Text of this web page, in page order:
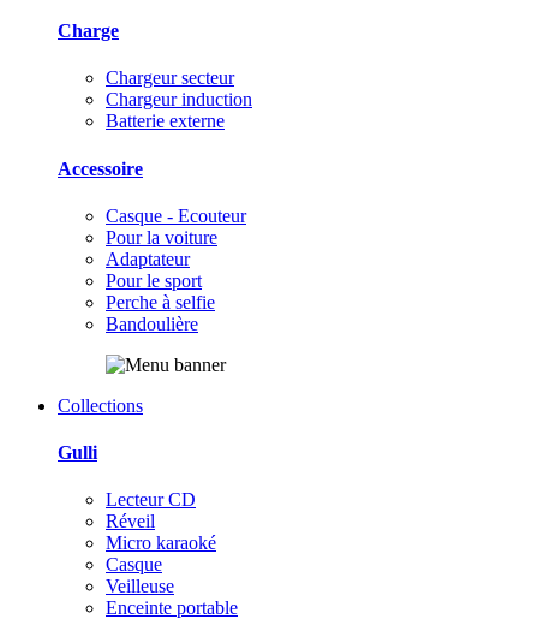
Charge
Chargeur secteur
Chargeur induction
Batterie externe
Accessoire
Casque - Ecouteur
Pour la voiture
Adaptateur
Pour le sport
Perche à selfie
Bandoulière
Collections
Gulli
Lecteur CD
Réveil
Micro karaoké
Casque
Veilleuse
Enceinte portable